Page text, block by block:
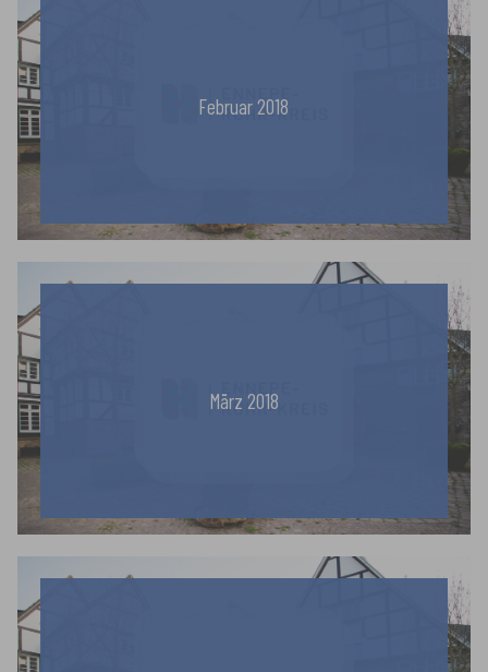
Februar 2018
März 2018